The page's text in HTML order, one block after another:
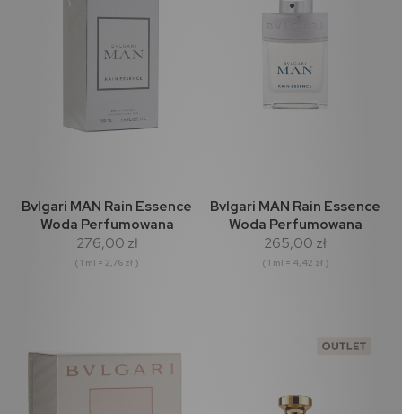
Bvlgari MAN Rain Essence
Woda Perfumowana
100ml
276,00 zł
( 1 ml = 2,76 zł )
Bvlgari MAN Rain Essence
Woda Perfumowana
60ml
265,00 zł
( 1 ml = 4,42 zł )